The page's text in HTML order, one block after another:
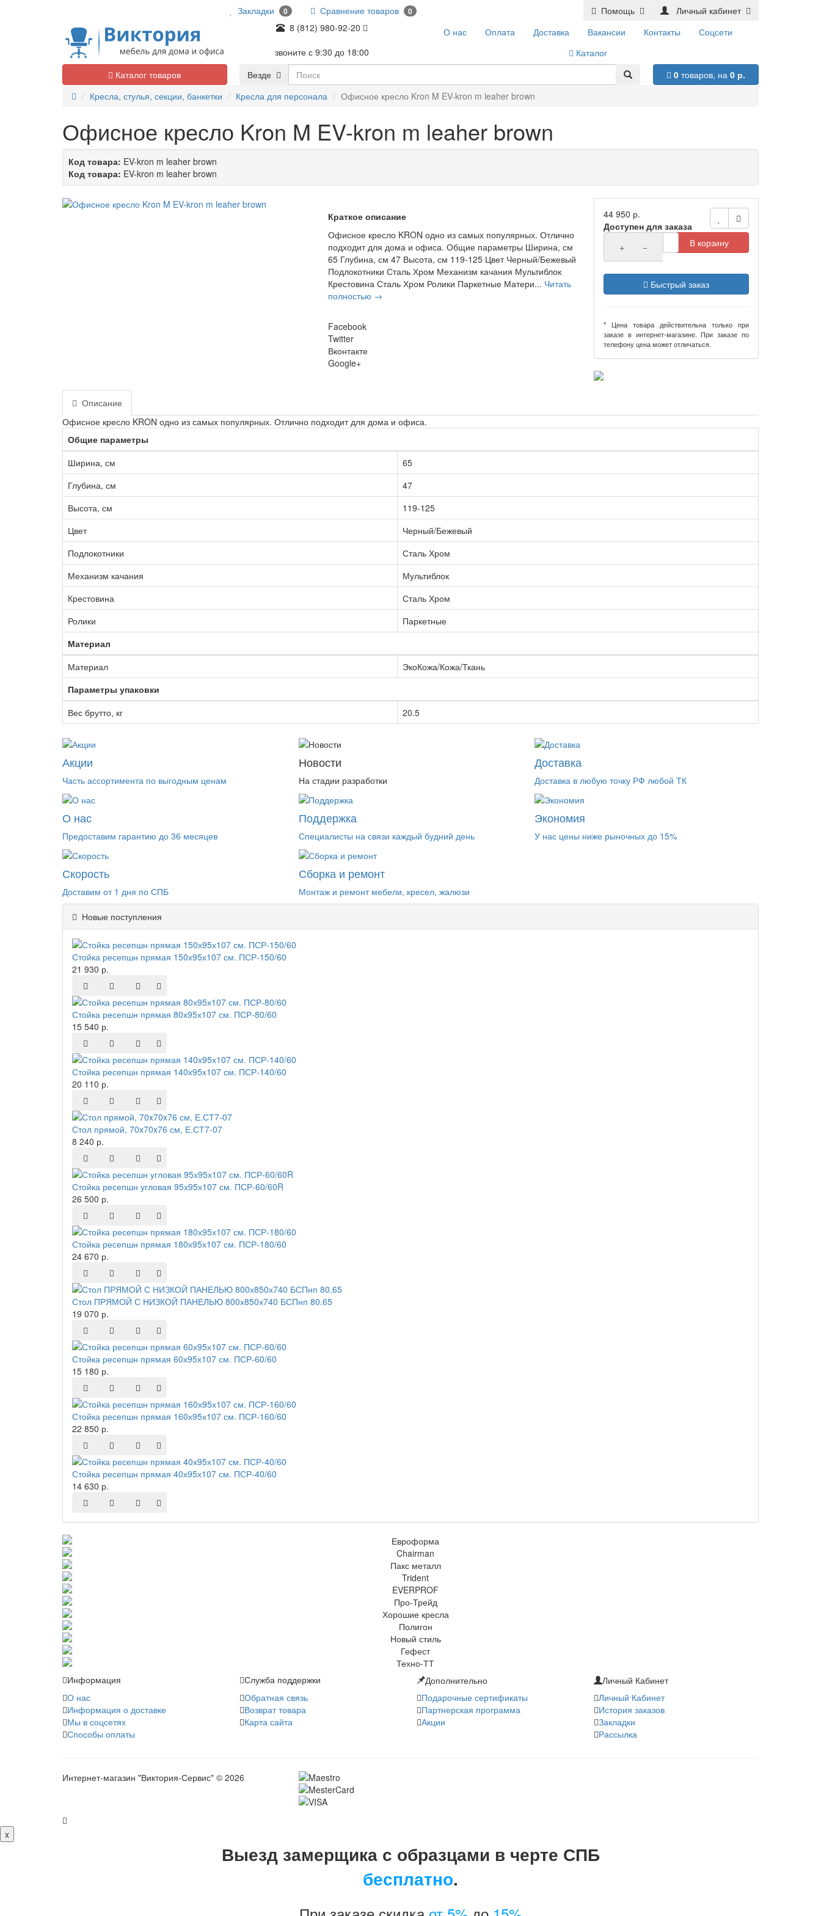
Личный кабинет
Помощь
Закладки 0 Сравнение товаров 0
8 (812) 980-92-20
звоните с 9:30 до 18:00
О нас Оплата Доставка Вакансии Контакты
Соцсети
Каталог
Везде
0товаров, на 0 р.
Каталог товаров
Кресла, стулья, секции, банкетки
Кресла для персонала Офисное кресло Kron M EV-kron m leaher brown
Офисное кресло Kron M EV-kron m leaher brown
Код товара: EV-kron m leaher brown
Код товара: EV-kron m leaher brown
Краткое описание
Офисное кресло KRON одно из самых популярных. Отлично
подходит для дома и офиса. Общие параметры Ширина, см
65 Глубина, см 47 Высота, см 119-125 Цвет Черный/Бежевый
Подлокотники Сталь Хром Механизм качания Мультиблок
Крестовина Сталь Хром Ролики Паркетные Матери... Читать
полностью →
Facebook
Twitter
Вконтакте
Google+
44 950 р.
Доступен для заказа
+
− В корзину
Быстрый заказ
* Цена товара действительна только при
заказе в интернет-магазине. При заказе по
телефону цена может отличаться.
Описание
Офисное кресло KRON одно из самых популярных. Отлично подходит для дома и офиса.
Общие параметры
Ширина, см
65
Глубина, см
47
Высота, см
119-125
Цвет
Черный/Бежевый
Подлокотники
Сталь Хром
Механизм качания
Мультиблок
Крестовина
Сталь Хром
Ролики
Паркетные
Материал
Материал
ЭкоКожа/Кожа/Ткань
Параметры упаковки
Вес брутто, кг
20.5
Акции
Часть ассортимента по выгодным ценам
Новости
На стадии разработки
Доставка
Доставка в любую точку РФ любой ТК
О нас
Предоставим гарантию до 36 месяцев
Поддержка
Специалисты на связи каждый будний день
Экономия
У нас цены ниже рыночных до 15%
Скорость
Доставим от 1 дня по СПБ
Сборка и ремонт
Монтаж и ремонт мебели, кресел, жалюзи
Новые поступления
Стойка ресепшн прямая 150х95х107 см. ПСР-150/60
21 930 р.
Стойка ресепшн прямая 80х95х107 см. ПСР-80/60
15 540 р.
Стойка ресепшн прямая 140х95х107 см. ПСР-140/60
20 110 р.
Стол прямой, 70x70x76 см, Е.СТ7-07
8 240 р.
Стойка ресепшн угловая 95х95х107 см. ПСР-60/60R
26 500 р.
Стойка ресепшн прямая 180х95х107 см. ПСР-180/60
24 670 р.
Стол ПРЯМОЙ С НИЗКОЙ ПАНЕЛЬЮ 800х850х740 БСПнп 80.65
19 070 р.
Стойка ресепшн прямая 60х95х107 см. ПСР-60/60
15 180 р.
Стойка ресепшн прямая 160х95х107 см. ПСР-160/60
22 850 р.
Стойка ресепшн прямая 40х95х107 см. ПСР-40/60
14 630 р.
Информация
О нас
Информация о доставке
Мы в соцсетях
Способы оплаты
Служба поддержки
Обратная связь
Возврат товара
Карта сайта
Дополнительно
Подарочные сертификаты
Партнерская программа
Акции
Личный Кабинет
Личный Кабинет
История заказов
Закладки
Рассылка
Интернет-магазин "Виктория-Сервис" © 2026
x
Выезд замерщика с образцами в черте СПБ
бесплатно.